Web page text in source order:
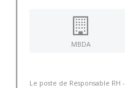
MBDA
Le poste de Responsable